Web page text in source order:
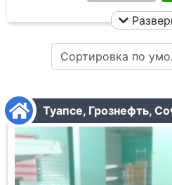
Кол. комнат:
Район: Ничего
Этаж:
Улица: Ничего
Площадь общая:
Сортировка по
Туапсе, Грознефть,